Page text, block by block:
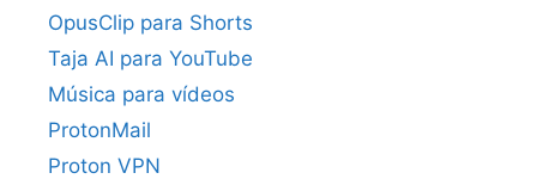
OpusClip para Shorts
Taja AI para YouTube
Música para vídeos
ProtonMail
Proton VPN